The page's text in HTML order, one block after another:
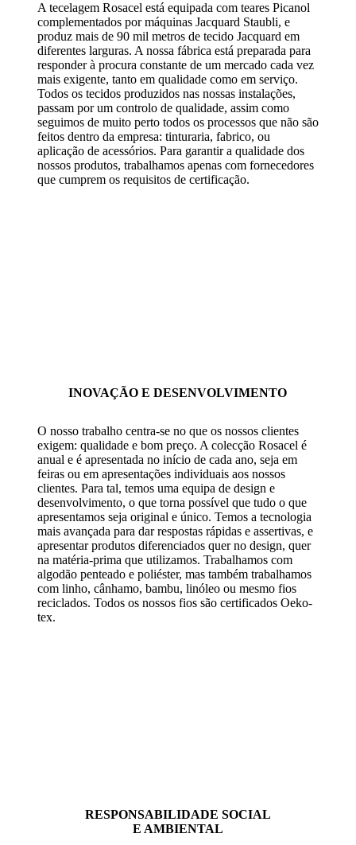
A tecelagem Rosacel está equipada com teares Picanol
complementados por máquinas Jacquard Staubli, e
produz mais de 90 mil metros de tecido Jacquard em
diferentes larguras. A nossa fábrica está preparada para
responder à procura constante de um mercado cada vez
mais exigente, tanto em qualidade como em serviço.
Todos os tecidos produzidos nas nossas instalações,
passam por um controlo de qualidade, assim como
seguimos de muito perto todos os processos que não são
feitos dentro da empresa: tinturaria, fabrico, ou
aplicação de acessórios. Para garantir a qualidade dos
nossos produtos, trabalhamos apenas com fornecedores
que cumprem os requisitos de certificação.
INOVAÇÃO E DESENVOLVIMENTO
O nosso trabalho centra-se no que os nossos clientes
exigem: qualidade e bom preço. A colecção Rosacel é
anual e é apresentada no início de cada ano, seja em
feiras ou em apresentações individuais aos nossos
clientes. Para tal, temos uma equipa de design e
desenvolvimento, o que torna possível que tudo o que
apresentamos seja original e único. Temos a tecnologia
mais avançada para dar respostas rápidas e assertivas, e
apresentar produtos diferenciados quer no design, quer
na matéria-prima que utilizamos. Trabalhamos com
algodão penteado e poliéster, mas também trabalhamos
com linho, cânhamo, bambu, linóleo ou mesmo fios
reciclados. Todos os nossos fios são certificados Oeko-
tex.
RESPONSABILIDADE SOCIAL
E AMBIENTAL